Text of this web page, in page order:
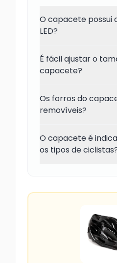
O capacete possui
LED?
É fácil ajustar o
capacete?
Os forros do
removíveis?
O capacete é
os tipos de